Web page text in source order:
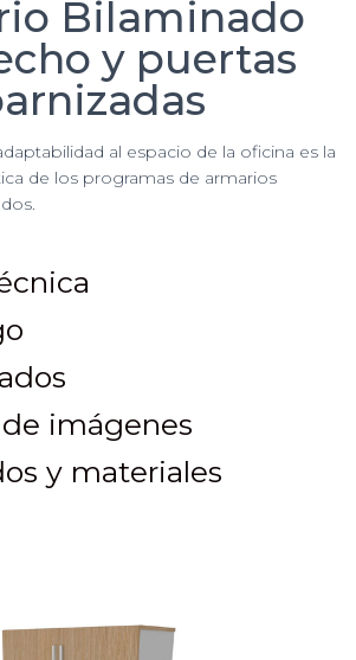
Bilaminado
y puertas
al espacio de la oficina es la
de los programas de armarios
de imágenes
y materiales